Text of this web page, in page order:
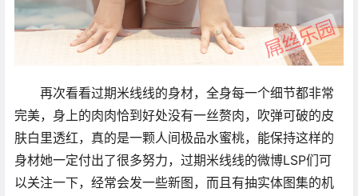
再次看看过期米线线的身材，全身每一个细节都非常
完美，身上的肉肉恰到好处没有一丝赘肉，吹弹可破的皮
肤白里透红，真的是一颗人间极品水蜜桃，能保持这样的
身材她一定付出了很多努力，过期米线线的微博LSP们可
以关注一下，经常会发一些新图，而且有抽实体图集的机